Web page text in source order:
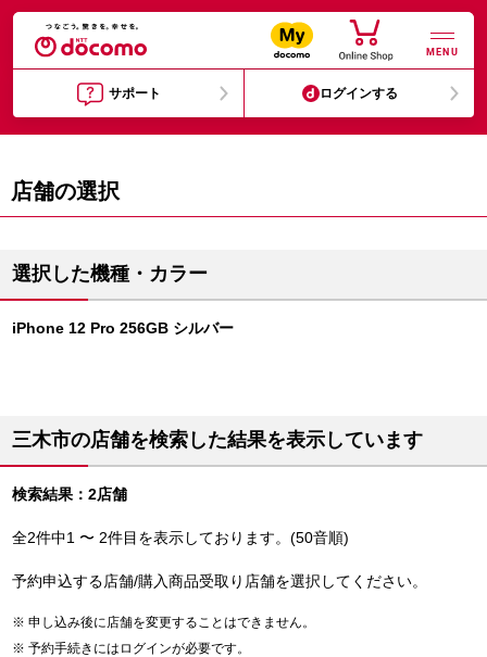
MENU
サポート ログインする
店舗の選択
選択した機種・カラー
iPhone 12 Pro 256GB シルバー
三木市の店舗を検索した結果を表示しています
検索結果：2店舗
全2件中1 〜 2件目を表示しております。(50音順)
予約申込する店舗/購入商品受取り店舗を選択してください。
申し込み後に店舗を変更することはできません。
予約手続きにはログインが必要です。